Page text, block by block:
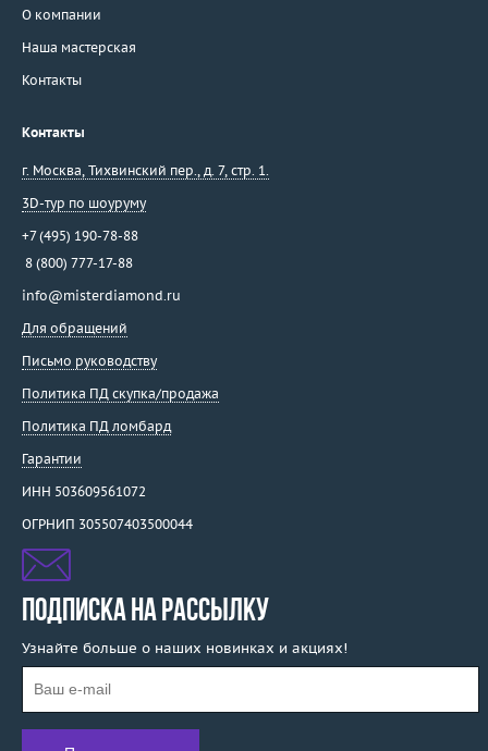
О компании
Наша мастерская
Контакты
Контакты
г. Москва Тихвинский пер., д. 7, стр. 1.
3D-тур по шоуруму
+7 (495) 190-78-88
8 (800) 777-17-88
info@misterdiamond.ru
Для обращений
Письмо руководству
Политика ПД скупка/продажа
Политика ПД ломбард
Гарантии
ИНН 503609561072
ОГРНИП 305507403500044
ПОДПИСКА НА РАССЫЛКУ
Узнайте больше о наших новинках и акциях!